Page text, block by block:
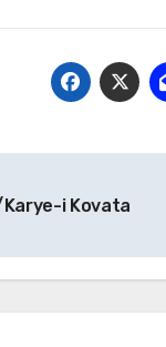
i Kovata